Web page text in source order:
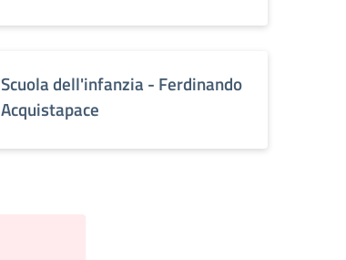
Scuola dell'infanzia - Ferdinando
Acquistapace